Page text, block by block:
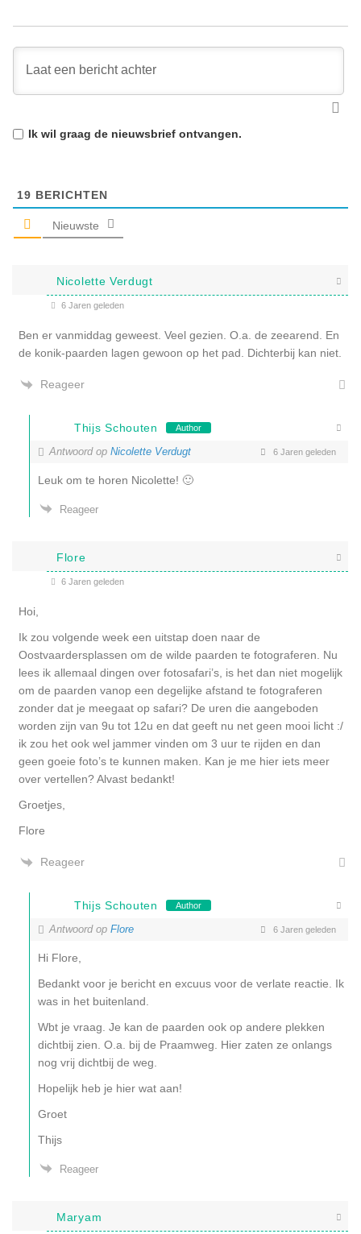
Ik wil graag de nieuwsbrief ontvangen.
19 BERICHTEN
Nieuwste
Nicolette Verdugt
6 Jaren geleden
Ben er vanmiddag geweest. Veel gezien. O.a. de zeearend. En
de konik-paarden lagen gewoon op het pad. Dichterbij kan niet.
Reageer
Thijs Schouten Author
Antwoord op Nicolette Verdugt 6 Jaren geleden
Leuk om te horen Nicolette! 🙂
Reageer
Flore
6 Jaren geleden
Hoi,
Ik zou volgende week een uitstap doen naar de
Oostvaardersplassen om de wilde paarden te fotograferen. Nu
lees ik allemaal dingen over fotosafari’s, is het dan niet mogelijk
om de paarden vanop een degelijke afstand te fotograferen
zonder dat je meegaat op safari? De uren die aangeboden
worden zijn van 9u tot 12u en dat geeft nu net geen mooi licht :/
ik zou het ook wel jammer vinden om 3 uur te rijden en dan
geen goeie foto’s te kunnen maken. Kan je me hier iets meer
over vertellen? Alvast bedankt!
Groetjes,
Flore
Reageer
Thijs Schouten Author
Antwoord op Flore 6 Jaren geleden
Hi Flore,
Bedankt voor je bericht en excuus voor de verlate reactie. Ik
was in het buitenland.
Wbt je vraag. Je kan de paarden ook op andere plekken
dichtbij zien. O.a. bij de Praamweg. Hier zaten ze onlangs
nog vrij dichtbij de weg.
Hopelijk heb je hier wat aan!
Groet
Thijs
Reageer
Maryam